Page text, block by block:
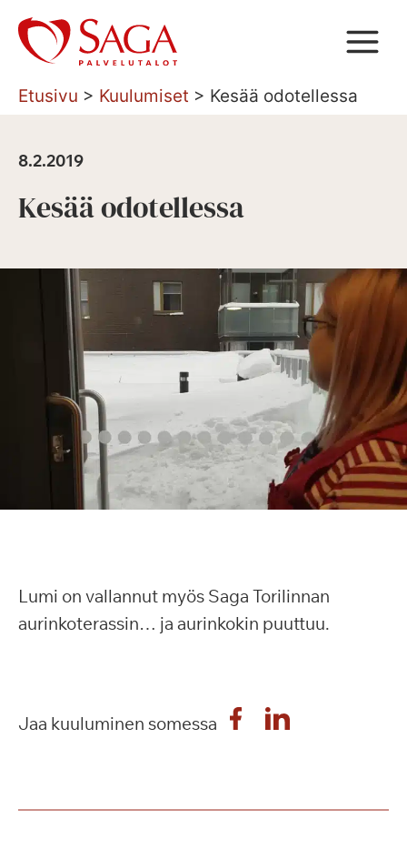
Siirry
sisältöön
Etusivu > Kuulumiset > Kesää odotellessa
8.2.2019
Kesää odotellessa
Lumi on vallannut myös Saga Torilinnan
aurinkoterassin… ja aurinkokin puuttuu.
Jaa kuuluminen somessa